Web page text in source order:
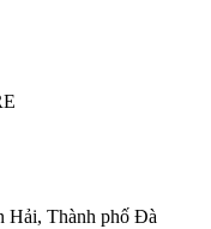
Hải, Thành phố Đà